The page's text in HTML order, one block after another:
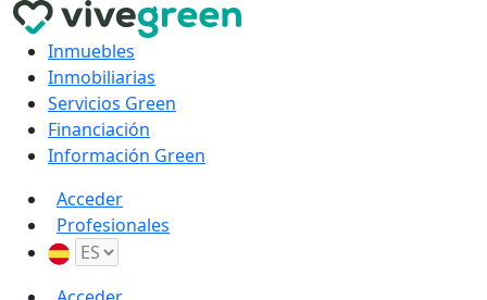
Inmuebles
Inmobiliarias
Servicios Green
Financiación
Información Green
Acceder
Profesionales